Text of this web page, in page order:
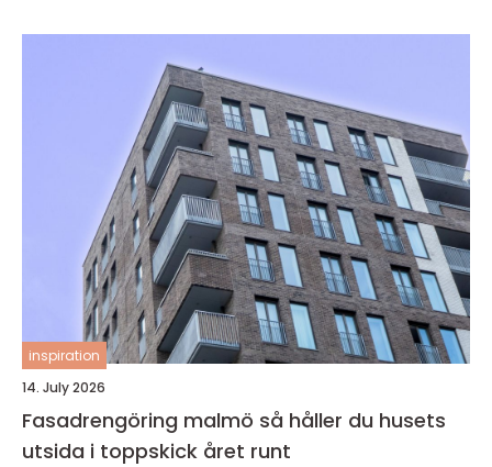
inspiration
14. July 2026
Fasadrengöring malmö så håller du husets
utsida i toppskick året runt